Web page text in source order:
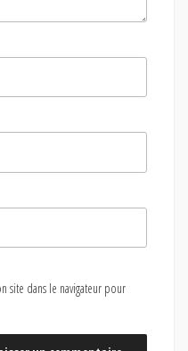
site dans le navigateur pour